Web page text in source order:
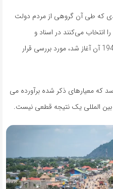
که طی آن گروهی از مردم دولت
می‌کنند در اسناد و
اعلامیه‌های سازمان ملل، که با منشور 1945 آن آغاز شد، مورد بررسی قرار
که معیارهای ذکر شده برآورده می
المللی یک نتیجه قطعی نیست.